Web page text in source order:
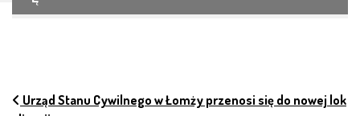
NAWIGACJA PO ARTYKUŁACH
Urząd Stanu Cywilnego w Łomży przenosi się do nowej lok